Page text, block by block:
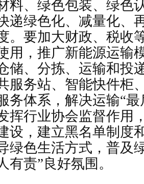
料、绿色包装、绿色
递绿色化、减量化、
。要加大财政、税收
用，推广新能源运输
储、分拣、运输和投
服务站、智能快件柜
务体系，解决运输“
挥行业协会监督作用
设，建立黑名单制度
绿色生活方式，普及
有责”良好氛围。